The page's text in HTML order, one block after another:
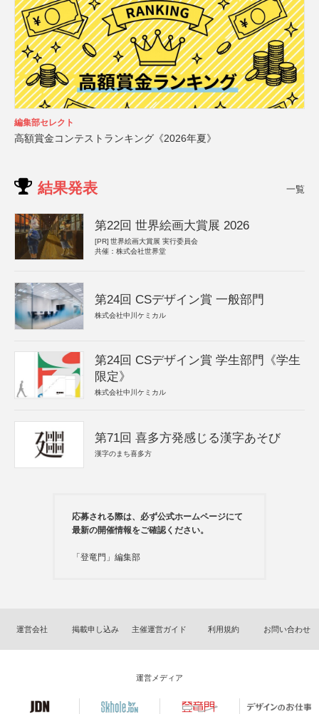
編集部セレクト
高額賞金コンテストランキング《2026年夏》
結果発表 一覧
第22回 世界絵画大賞展 2026
[PR] 世界絵画大賞展 実行委員会
共催：株式会社世界堂
第24回 CSデザイン賞 一般部門
株式会社中川ケミカル
第24回 CSデザイン賞 学生部門《学生
限定》
株式会社中川ケミカル
第71回 喜多方発感じる漢字あそび
漢字のまち喜多方
応募される際は、必ず公式ホームページにて
最新の開催情報をご確認ください。
「登竜門」編集部
運営会社 掲載申し込み 主催運営ガイド 利用規約 お問い合わせ
運営メディア